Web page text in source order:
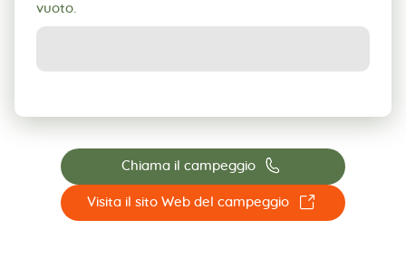
vuoto.
Chiama il campeggio 📞
Visita il sito Web del campeggio ☐